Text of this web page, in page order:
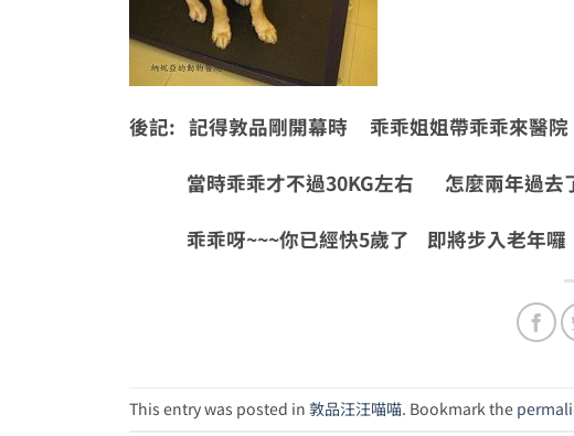
後記: 記得敦品剛開幕時 乖乖姐姐帶乖乖來醫院
當時乖乖才不過30KG左右 怎麼兩年過去了
乖乖呀~~~你已經快5歲了 即將步入老年囉
This entry was posted in 敦品汪汪喵喵. Bookmark the